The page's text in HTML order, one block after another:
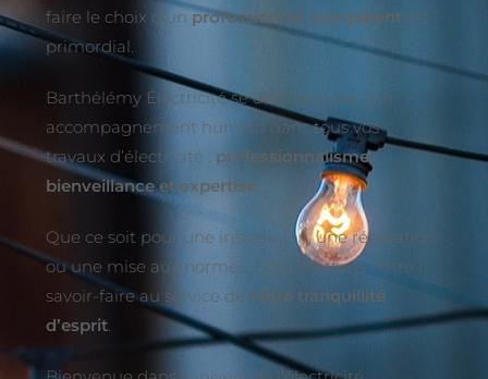
faire le choix d’un professionnel compétent est
primordial.
Barthélémy Électricité se distingue par son
accompagnement humain dans tous vos
travaux d’électricité : professionnalisme,
bienveillance et expertise.
Que ce soit pour une installation, une réparation
ou une mise aux normes, nous mettons notre
savoir-faire au service devotre tranquillité
d’esprit.